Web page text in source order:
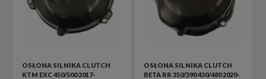
OSŁONA SILNIKA CLUTCH
KTM EXC 450/500 2017-
OSŁONA SILNIKA CLUTCH
BETA RR 350/390 430/480 2020-